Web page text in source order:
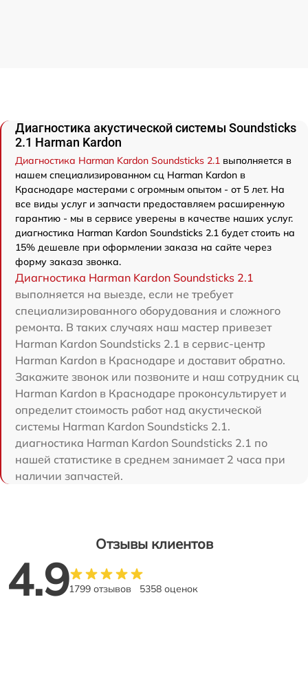
Диагностика акустической системы Soundsticks
2.1 Harman Kardon
Диагностика Harman Kardon Soundsticks 2.1 выполняется в
нашем специализированном сц Harman Kardon в
Краснодаре мастерами с огромным опытом - от 5 лет. На
все виды услуг и запчасти предоставляем расширенную
гарантию - мы в сервисе уверены в качестве наших услуг.
диагностика Harman Kardon Soundsticks 2.1 будет стоить на
15% дешевле при оформлении заказа на сайте через
форму заказа звонка.
Диагностика Harman Kardon Soundsticks 2.1
выполняется на выезде, если не требует
специализированного оборудования и сложного
ремонта. В таких случаях наш мастер привезет
Harman Kardon Soundsticks 2.1 в сервис-центр
Harman Kardon в Краснодаре и доставит обратно.
Закажите звонок или позвоните и наш сотрудник сц
Harman Kardon в Краснодаре проконсультирует и
определит стоимость работ над акустической
системы Harman Kardon Soundsticks 2.1.
диагностика Harman Kardon Soundsticks 2.1 по
нашей статистике в среднем занимает 2 часа при
наличии запчастей.
Отзывы клиентов
4.91799 отзывов 5358 оценок